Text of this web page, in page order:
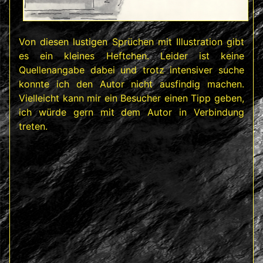
Von diesen lustigen Sprüchen mit Illustration gibt
es ein kleines Heftchen. Leider ist keine
Quellenangabe dabei und trotz intensiver suche
konnte ich den Autor nicht ausfindig machen.
Vielleicht kann mir ein Besucher einen Tipp geben,
ich würde gern mit dem Autor in Verbindung
treten.